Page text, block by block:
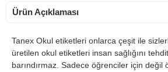
Ürün Açıklaması
Tanex Okul etiketleri onlarca çeşit ile
üretilen okul etiketleri insan sağlığını
barındırmaz. Sadece öğrenciler için değil